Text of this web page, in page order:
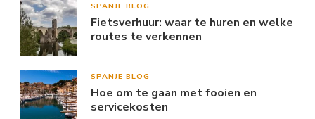
SPANJE BLOG
Fietsverhuur: waar te huren en welke
routes te verkennen
SPANJE BLOG
Hoe om te gaan met fooien en
servicekosten